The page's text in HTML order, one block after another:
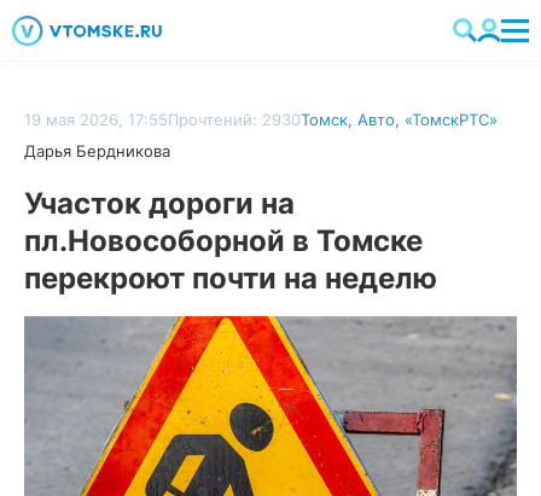
19 мая 2026, 17:55Прочтений: 2930Томск, Авто, «ТомскРТС»
Дарья Бердникова
Участок дороги на
пл.Новособорной в Томске
перекроют почти на неделю